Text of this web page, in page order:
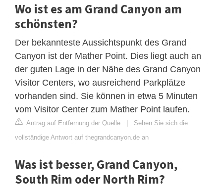
Wo ist es am Grand Canyon am
schönsten?
Der bekannteste Aussichtspunkt des Grand
Canyon ist der Mather Point. Dies liegt auch an
der guten Lage in der Nähe des Grand Canyon
Visitor Centers, wo ausreichend Parkplätze
vorhanden sind. Sie können in etwa 5 Minuten
vom Visitor Center zum Mather Point laufen.
Antrag auf Entfernung der Quelle | Sehen Sie sich die
vollständige Antwort auf thegrandcanyon.de an
Was ist besser, Grand Canyon,
South Rim oder North Rim?